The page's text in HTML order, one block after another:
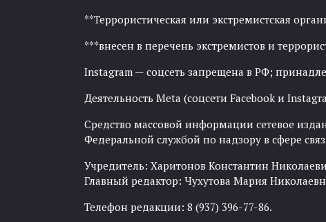
**Террористическая или экстремистская
***внесен в перечень экстремистов и
Instagram — соцсеть запрещена в РФ;
Деятельность Meta (соцсети Facebook и
Средство массовой информации сетевое
Федеральной службой по надзору в сфере
Учредитель: Харитонов Константин
Главный редактор: Чухутова Мария
Телефон редакции: 8 (937) 396-77-86.